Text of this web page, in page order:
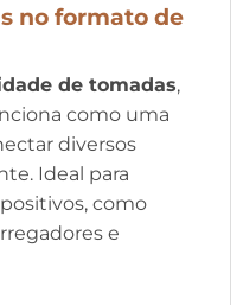
no formato de
de tomadas,
como uma
diversos
Ideal para
como
e